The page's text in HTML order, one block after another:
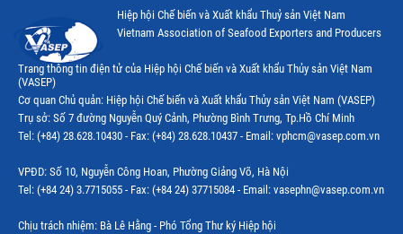
Thị trường Canada
Thị trường Ecuador
Thị trường EU
Thị trường Indonesia
Thị trường Mỹ
Thị trường Nga
Hiệp hội Chế biến và Xuất khẩu Thuỷ sản Việt Nam
Vietnam Association of Seafood Exporters and Producers
Trang thông tin điện tử của Hiệp hội Chế biến và Xuất khẩu Thủy sản Việt Nam
(VASEP)
Cơ quan Chủ quản: Hiệp hội Chế biến và Xuất khẩu Thủy sản Việt Nam (VASEP)
Trụ sở: Số 7 đường Nguyễn Quý Cảnh, Phường Bình Trưng, Tp.Hồ Chí Minh
Tel: (+84) 28.628.10430 - Fax: (+84) 28.628.10437 - Email: vphcm@vasep.com.vn
VPĐD: Số 10, Nguyễn Công Hoan, Phường Giảng Võ, Hà Nội
Tel: (+84 24) 3.7715055 - Fax: (+84 24) 37715084 - Email: vasephn@vasep.com.vn
Chịu trách nhiệm: Bà Lê Hằng - Phó Tổng Thư ký Hiệp hội